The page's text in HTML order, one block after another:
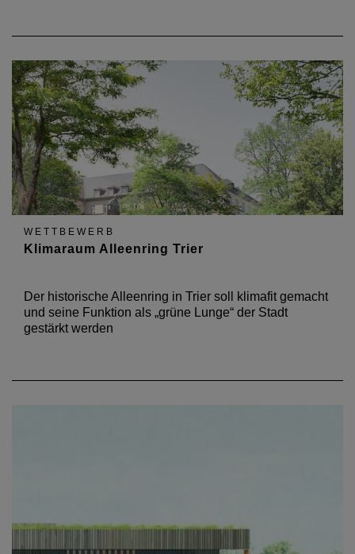
WETTBEWERB
Klimaraum Alleenring Trier
Der historische Alleenring in Trier soll klimafit gemacht
und seine Funktion als „grüne Lunge“ der Stadt
gestärkt werden